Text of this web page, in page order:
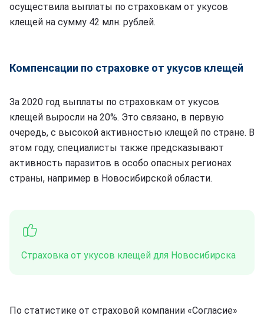
осуществила выплаты по страховкам от укусов
клещей на сумму 42 млн. рублей.
Компенсации по страховке от укусов клещей
За 2020 год выплаты по страховкам от укусов
клещей выросли на 20%. Это связано, в первую
очередь, с высокой активностью клещей по стране. В
этом году, специалисты также предсказывают
активность паразитов в особо опасных регионах
страны, например в Новосибирской области.
Страховка от укусов клещей для Новосибирска
По статистике от страховой компании «Согласие»